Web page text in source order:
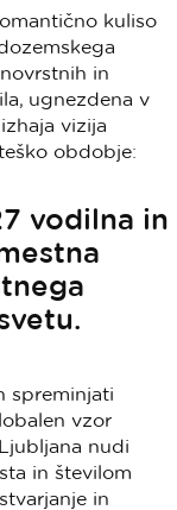
kuliso
in
ugnezdena v
vizija
obdobje:
vodilna in
svetu.
spreminjati
vzor
nudi
in številom
in